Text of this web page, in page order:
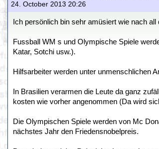
24. October 2013 20:26
Ich persönlich bin sehr amüsiert wie nach
Fussball WM s und Olympische Spiele
Katar, Sotchi usw.).
Hilfsarbeiter werden unter unmenschlichen
In Brasilien verarmen die Leute da ganz
kosten wie vorher angenommen (Da wird
Die Olympischen Spiele werden von Mc
nächstes Jahr den Friedensnobelpreis.